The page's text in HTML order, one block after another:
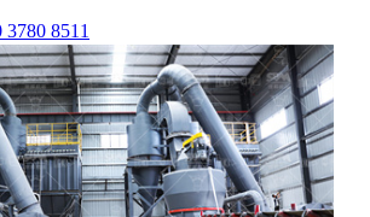
8511